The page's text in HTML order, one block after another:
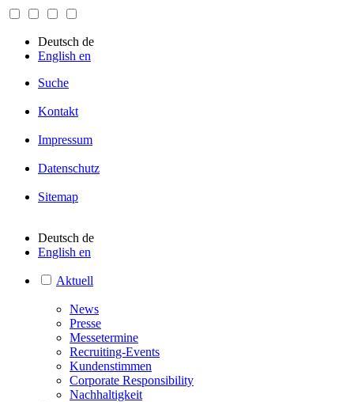
Deutsch de
English en
Suche
Kontakt
Impressum
Datenschutz
Sitemap
Deutsch de
English en
Aktuell
News
Presse
Messetermine
Recruiting-Events
Kundenstimmen
Corporate Responsibility
Nachhaltigkeit